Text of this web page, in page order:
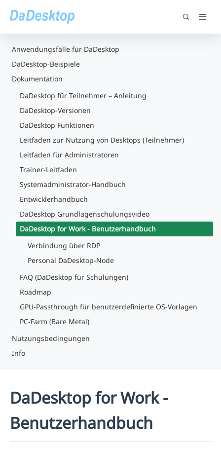
Anwendungsfälle für DaDesktop
DaDesktop-Beispiele
Dokumentation
DaDesktop für Teilnehmer – Anleitung
DaDesktop-Versionen
DaDesktop Funktionen
Leitfaden zur Nutzung von Desktops (Teilnehmer)
Leitfaden für Administratoren
Trainer-Leitfaden
Systemadministrator-Handbuch
Entwicklerhandbuch
DaDesktop Grundlagenschulungsvideo
DaDesktop for Work - Benutzerhandbuch
Verbindung über RDP
Personal DaDesktop-Node
FAQ (DaDesktop für Schulungen)
Roadmap
GPU-Passthrough für benutzerdefinierte OS-Vorlagen
PC-Farm (Bare Metal)
Nutzungsbedingungen
Info
DaDesktop for Work -
Benutzerhandbuch